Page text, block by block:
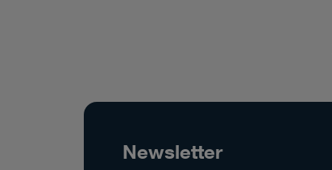
Newsletter